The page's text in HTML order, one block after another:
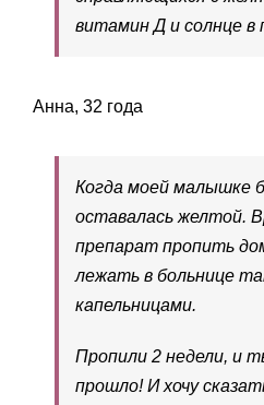
витамин Д и солнце в
Анна, 32 года
Когда моей малышке
оставалась желтой.
препарат пропить
лежать в больнице
капельницами.
Пропили 2 недели, и
прошло! И хочу